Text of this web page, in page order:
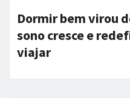
Dormir bem virou
sono cresce e
viajar